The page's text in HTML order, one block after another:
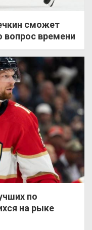
сможет
вопрос времени
по
на рыке